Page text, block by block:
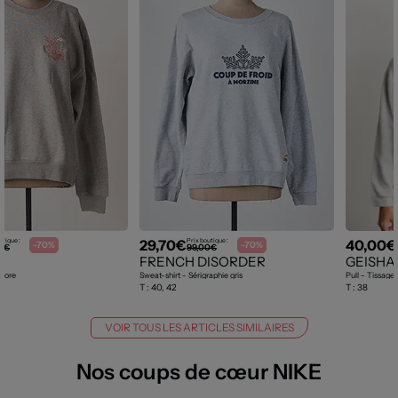
: -70% 29,70€Prix boutique :
99,00€ -70%
FRENCH DISORDER
Sweat-shirt - Sérigraphie gris
T : 40, 42
40,00€
GEISHA
Pull - Tissage
T : 38
VOIR TOUS LES ARTICLES SIMILAIRES
Nos coups de cœur NIKE